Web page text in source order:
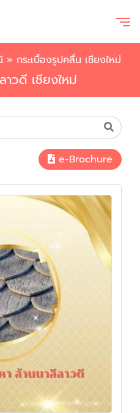
» กระเบื้องรูปคลื่น เชียงใหม่
าวดี เชียงใหม่
e-Brochure